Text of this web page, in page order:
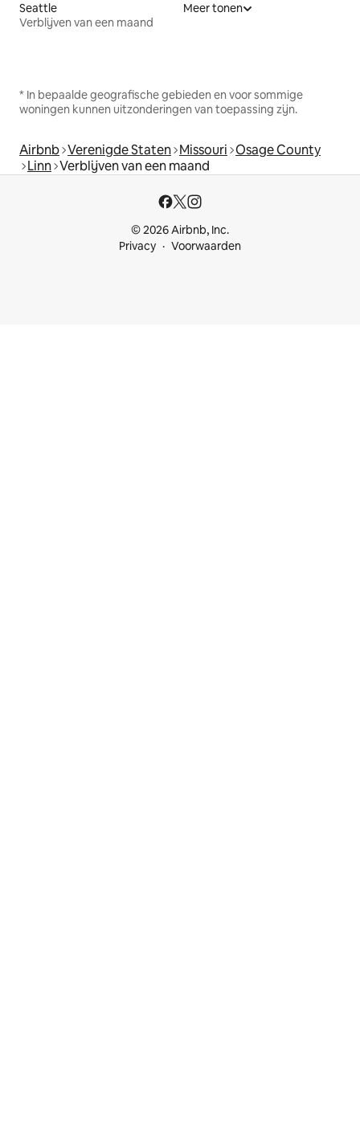
Seattle
Verblijven van een maand
Meer tonen
* In bepaalde geografische gebieden en voor sommige
woningen kunnen uitzonderingen van toepassing zijn.
Airbnb Verenigde Staten Missouri Osage County
Linn Verblijven van een maand
© 2026 Airbnb, Inc.
Privacy
Voorwaarden